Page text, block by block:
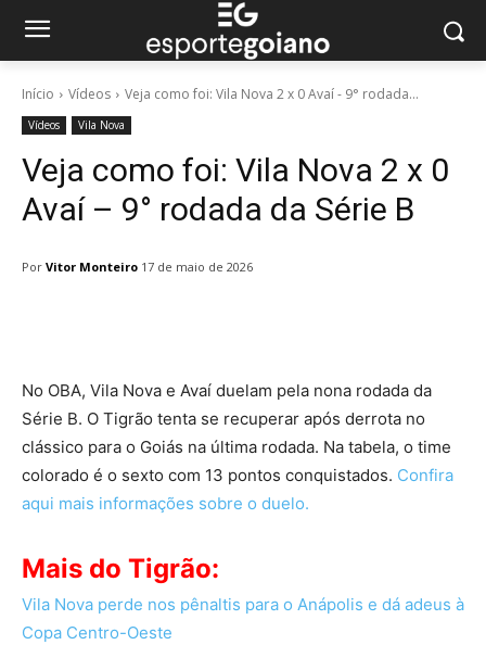
Início Vídeos Veja como foi: Vila Nova 2 x 0 Avaí - 9° rodada...
Vídeos Vila Nova
Veja como foi: Vila Nova 2 x 0
Avaí – 9° rodada da Série B
Por Vitor Monteiro 17 de maio de 2026
No OBA, Vila Nova e Avaí duelam pela nona rodada da
Série B. O Tigrão tenta se recuperar após derrota no
clássico para o Goiás na última rodada. Na tabela, o time
colorado é o sexto com 13 pontos conquistados. Confira
aqui mais informações sobre o duelo.
Mais do Tigrão:
Vila Nova perde nos pênaltis para o Anápolis e dá adeus à
Copa Centro-Oeste